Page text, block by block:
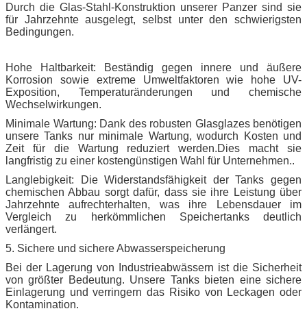
Durch die Glas-Stahl-Konstruktion unserer Panzer sind sie
für Jahrzehnte ausgelegt, selbst unter den schwierigsten
Bedingungen.
Hohe Haltbarkeit: Beständig gegen innere und äußere
Korrosion sowie extreme Umweltfaktoren wie hohe UV-
Exposition, Temperaturänderungen und chemische
Wechselwirkungen.
Minimale Wartung: Dank des robusten Glasglazes benötigen
unsere Tanks nur minimale Wartung, wodurch Kosten und
Zeit für die Wartung reduziert werden.Dies macht sie
langfristig zu einer kostengünstigen Wahl für Unternehmen..
Langlebigkeit: Die Widerstandsfähigkeit der Tanks gegen
chemischen Abbau sorgt dafür, dass sie ihre Leistung über
Jahrzehnte aufrechterhalten, was ihre Lebensdauer im
Vergleich zu herkömmlichen Speichertanks deutlich
verlängert.
5. Sichere und sichere Abwasserspeicherung
Bei der Lagerung von Industrieabwässern ist die Sicherheit
von größter Bedeutung. Unsere Tanks bieten eine sichere
Einlagerung und verringern das Risiko von Leckagen oder
Kontamination.